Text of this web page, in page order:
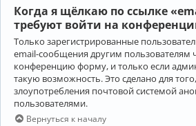
Когда я щёлкаю по ссылке
требуют войти на
Только зарегистрированные
email-сообщения другим пользователям
конференцию форму, и только если
такую возможность. Это сделано для
злоупотребления почтовой системой
пользователями.
Вернуться к началу